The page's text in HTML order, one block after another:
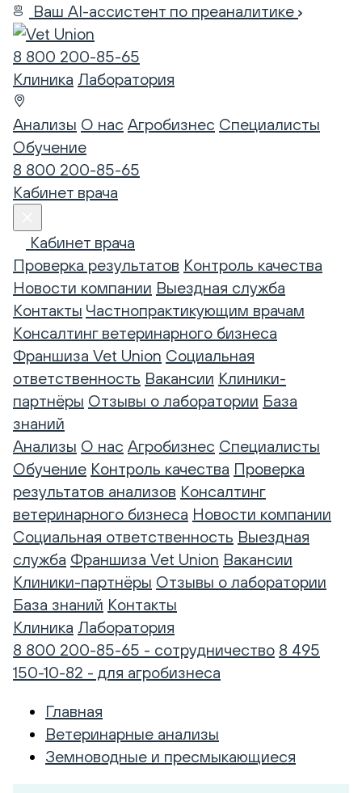
Ваш AI-ассистент по преаналитике
8 800 200-85-65
Клиника Лаборатория
Анализы О нас Агробизнес Специалисты
Обучение
8 800 200-85-65
Кабинет врача
Кабинет врача
Проверка результатов Контроль качества
Новости компании Выездная служба
Контакты Частнопрактикующим врачам
Консалтинг ветеринарного бизнеса
Франшиза Vet Union Социальная
ответственность Вакансии Клиники-
партнёры Отзывы о лаборатории База
знаний
Анализы О нас Агробизнес Специалисты
Обучение Контроль качества Проверка
результатов анализов Консалтинг
ветеринарного бизнеса Новости компании
Социальная ответственность Выездная
служба Франшиза Vet Union Вакансии
Клиники-партнёры Отзывы о лаборатории
База знаний Контакты
Клиника Лаборатория
8 800 200-85-65 - сотрудничество 8 495
150-10-82 - для агробизнеса
Главная
Ветеринарные анализы
Земноводные и пресмыкающиеся